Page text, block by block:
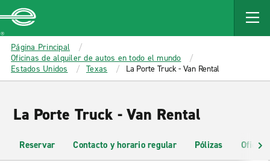
MAIN
CONTENT
Enterprise
Página Principal
Oficinas de alquiler de autos en todo el mundo
Estados Unidos
Texas La Porte Truck - Van Rental
La Porte Truck - Van Rental
Reservar Contacto y horario regular Pólizas